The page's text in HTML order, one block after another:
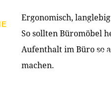
PRODUKTE ÜBER
Ergonomisch,
So sollten Büromöbel
Aufenthalt im Büro so
machen.